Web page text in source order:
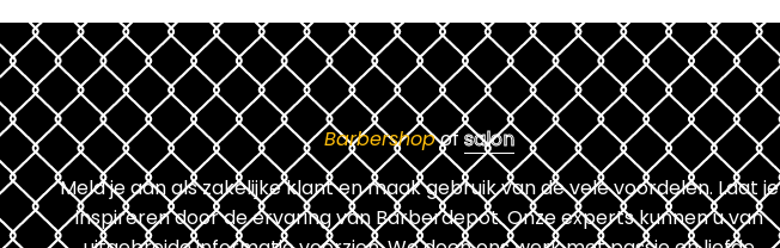
Barbershopofsalon
Meld je aan als zakelijke klant en maak gebruik van de vele voordelen. Laat je
inspireren door de ervaring van Barberdepot. Onze experts kunnen u van